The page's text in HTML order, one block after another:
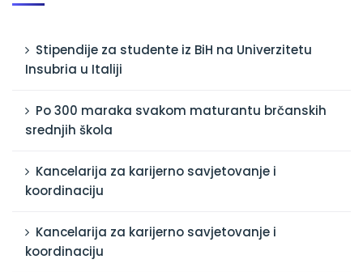
Stipendije za studente iz BiH na Univerzitetu
Insubria u Italiji
Po 300 maraka svakom maturantu brčanskih
srednjih škola
Kancelarija za karijerno savjetovanje i
koordinaciju
Kancelarija za karijerno savjetovanje i
koordinaciju